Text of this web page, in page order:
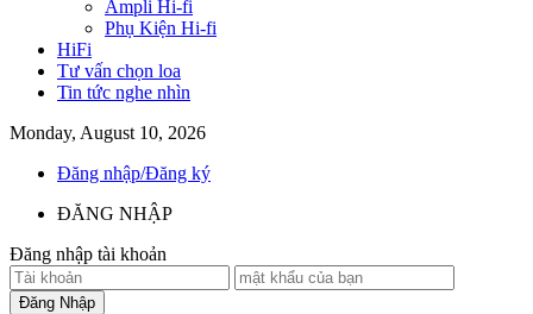
Ampli Hi-fi
Phụ Kiện Hi-fi
HiFi
Tư vấn chọn loa
Tin tức nghe nhìn
Monday, August 10, 2026
Đăng nhập/Đăng ký
ĐĂNG NHẬP
Đăng nhập tài khoản